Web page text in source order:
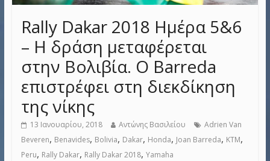
Rally Dakar 2018 Ημέρα 5&6
– Η δράση μεταφέρεται
στην Βολιβία. Ο Barreda
επιστρέφει στη διεκδίκηση
της νίκης
13 Ιανουαρίου, 2018 Αντώνης Βασιλείου
Adrien Van
Beveren, Benavides, Bolivia, Dakar, Honda, Joan Barreda, KTM,
Peru, Rally Dakar, Rally Dakar 2018, Yamaha